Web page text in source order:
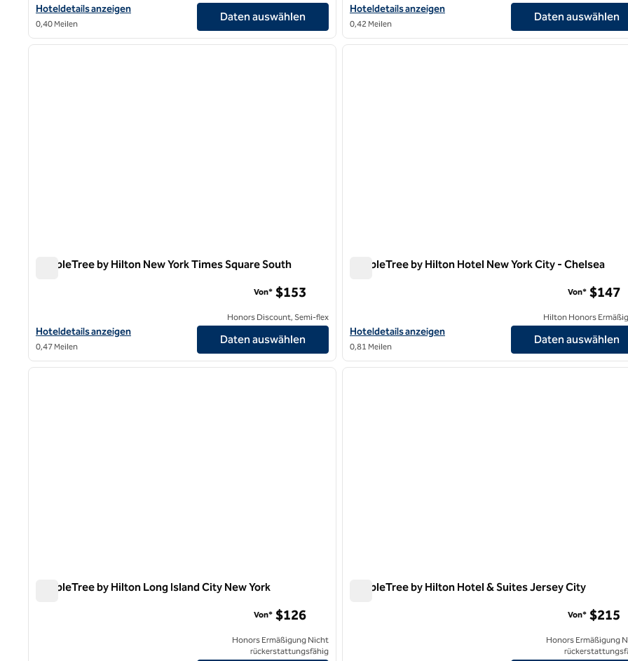
Hoteldetails für DoubleTree by Hilton Hotel New York Times Square West anzeigen
Hoteldetails anzeigen
0,40 Meilen
Daten auswählen
Hoteldetails für DoubleTree by Hilton New York Midtown Fifth
Hoteldetails anzeigen
0,42 Meilen
Daten auswählen
1/12
1 von 12
nächstes Bild
DoubleTree by Hilton New York Times Square South
Hoteldetails für DoubleTree by Hilton New York Times Square South anzeigen
Hoteldetails anzeigen
0,47 Meilen
Von* $153
Honors Discount, Semi-flex
Daten auswählen
1
1 von 12
DoubleTree by Hilton Hotel New York City - Chelsea
Hoteldetails für DoubleTree by Hilton Hotel New York City –
Hoteldetails anzeigen
0,81 Meilen
Von* $147
Hilton Honors
Daten auswählen
1/6
1 von 6
nächstes Bild
DoubleTree by Hilton Long Island City New York
Von* $126
Honors Ermäßigung Nicht
rückerstattungsfähig
1
1 von 12
DoubleTree by Hilton Hotel & Suites Jersey City
Von* $215
Honors Ermäßigung